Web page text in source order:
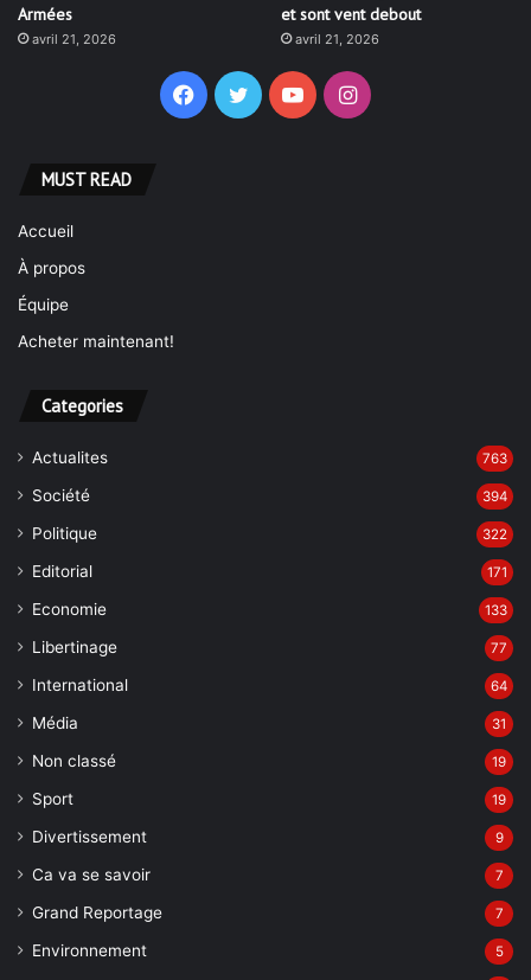
avril 21, 2026 avril 21, 2026
À propos
Équipe
Acheter maintenant!
Société 394
Politique 322
Editorial 171
Economie 133
Libertinage 77
International 64
Média 31
Non classé 19
Sport 19
Divertissement 9
Ca va se savoir 7
Grand Reportage 7
Environnement 5
Video 5